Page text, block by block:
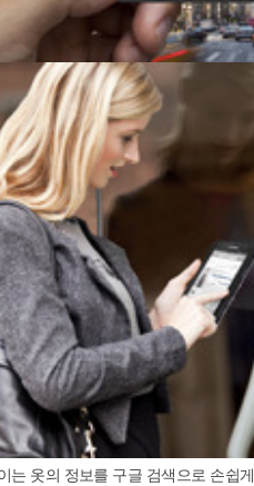
는 옷의 정보를 구글 검색으로 손쉽